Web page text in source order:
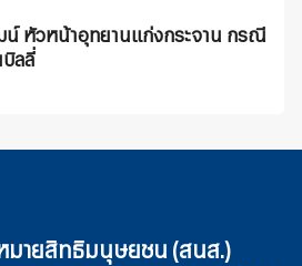
หัวหน้าอุทยานแก่งกระจาน กรณี
บิลลี่
มายสิทธิมนุษยชน (สนส.)